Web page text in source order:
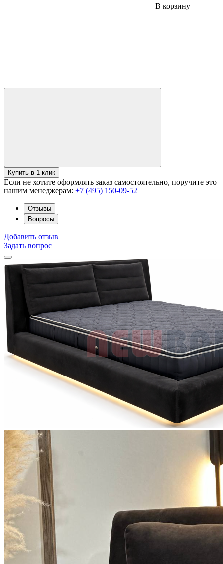
В корзину
Купить в 1 клик
Если не хотите оформлять заказ самостоятельно, поручите это
нашим менеджерам: +7 (495) 150-09-52
Отзывы
Вопросы
Добавить отзыв
Задать вопрос